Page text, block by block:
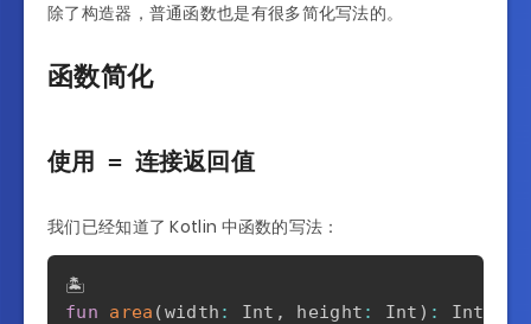
除了构造器，普通函数也是有很多简化写法的。
函数简化
使用 = 连接返回值
我们已经知道了 Kotlin 中函数的写法：
fun
area (width : Int , height : Int ) : Int